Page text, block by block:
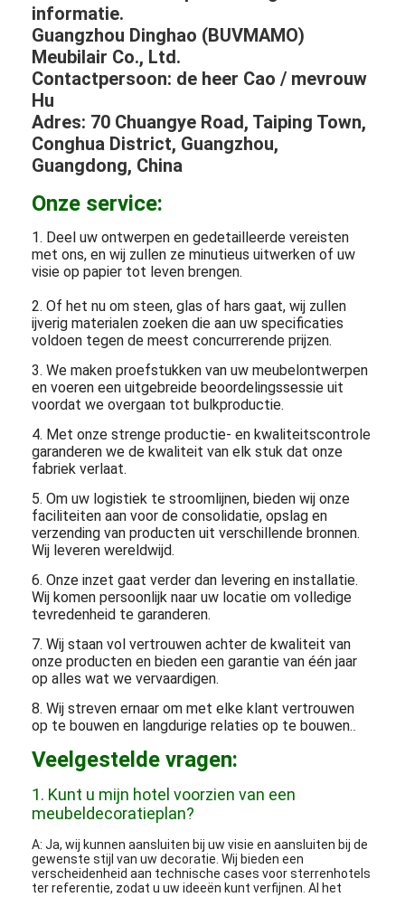
informatie.
Guangzhou Dinghao (BUVMAMO)
Meubilair Co., Ltd.
Contactpersoon: de heer Cao / mevrouw
Hu
Adres: 70 Chuangye Road, Taiping Town,
Conghua District, Guangzhou,
Guangdong, China
Onze service:
1. Deel uw ontwerpen en gedetailleerde vereisten
met ons, en wij zullen ze minutieus uitwerken of uw
visie op papier tot leven brengen.
2. Of het nu om steen, glas of hars gaat, wij zullen
ijverig materialen zoeken die aan uw specificaties
voldoen tegen de meest concurrerende prijzen.
3. We maken proefstukken van uw meubelontwerpen
en voeren een uitgebreide beoordelingssessie uit
voordat we overgaan tot bulkproductie.
4. Met onze strenge productie- en kwaliteitscontrole
garanderen we de kwaliteit van elk stuk dat onze
fabriek verlaat.
5. Om uw logistiek te stroomlijnen, bieden wij onze
faciliteiten aan voor de consolidatie, opslag en
verzending van producten uit verschillende bronnen.
Wij leveren wereldwijd.
6. Onze inzet gaat verder dan levering en installatie.
Wij komen persoonlijk naar uw locatie om volledige
tevredenheid te garanderen.
7. Wij staan ​​vol vertrouwen achter de kwaliteit van
onze producten en bieden een garantie van één jaar
op alles wat we vervaardigen.
8. Wij streven ernaar om met elke klant vertrouwen
op te bouwen en langdurige relaties op te bouwen.
Veelgestelde vragen:
1. Kunt u mijn hotel voorzien van een
meubeldecoratieplan?
A: Ja, wij kunnen aansluiten bij uw visie en aansluiten bij de
gewenste stijl van uw decoratie. Wij bieden een
verscheidenheid aan technische cases voor sterrenhotels
ter referentie, zodat u uw ideeën kunt verfijnen. Al het